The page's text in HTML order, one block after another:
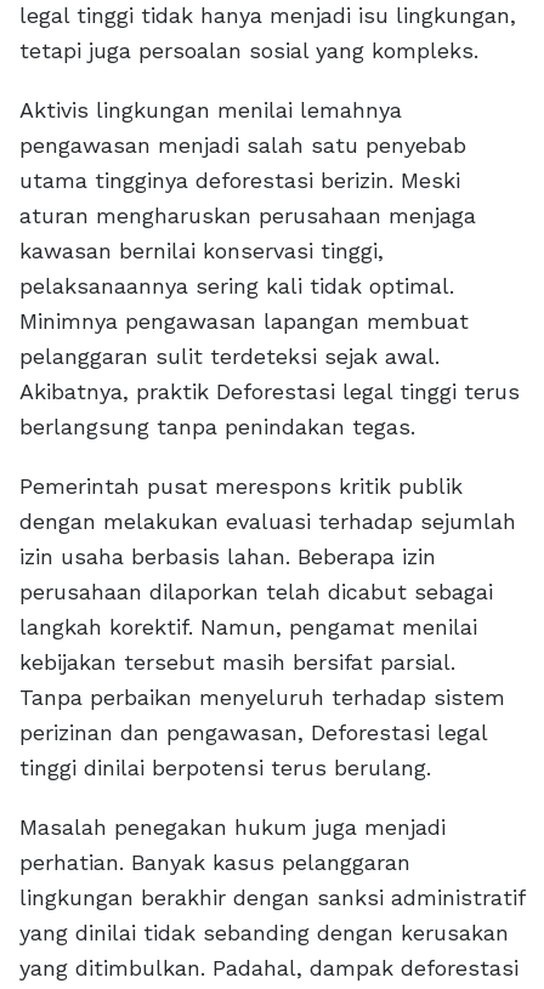
legal tinggi tidak hanya menjadi isu lingkungan,
tetapi juga persoalan sosial yang kompleks.
Aktivis lingkungan menilai lemahnya
pengawasan menjadi salah satu penyebab
utama tingginya deforestasi berizin. Meski
aturan mengharuskan perusahaan menjaga
kawasan bernilai konservasi tinggi,
pelaksanaannya sering kali tidak optimal.
Minimnya pengawasan lapangan membuat
pelanggaran sulit terdeteksi sejak awal.
Akibatnya, praktik Deforestasi legal tinggi terus
berlangsung tanpa penindakan tegas.
Pemerintah pusat merespons kritik publik
dengan melakukan evaluasi terhadap sejumlah
izin usaha berbasis lahan. Beberapa izin
perusahaan dilaporkan telah dicabut sebagai
langkah korektif. Namun, pengamat menilai
kebijakan tersebut masih bersifat parsial.
Tanpa perbaikan menyeluruh terhadap sistem
perizinan dan pengawasan, Deforestasi legal
tinggi dinilai berpotensi terus berulang.
Masalah penegakan hukum juga menjadi
perhatian. Banyak kasus pelanggaran
lingkungan berakhir dengan sanksi administratif
yang dinilai tidak sebanding dengan kerusakan
yang ditimbulkan. Padahal, dampak deforestasi